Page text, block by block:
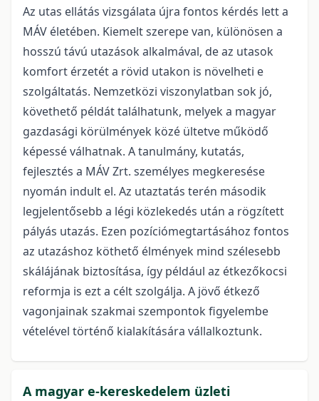
Az utas ellátás vizsgálata újra fontos kérdés lett a
MÁV életében. Kiemelt szerepe van, különösen a
hosszú távú utazások alkalmával, de az utasok
komfort érzetét a rövid utakon is növelheti e
szolgáltatás. Nemzetközi viszonylatban sok jó,
követhető példát találhatunk, melyek a magyar
gazdasági körülmények közé ültetve működő
képessé válhatnak. A tanulmány, kutatás,
fejlesztés a MÁV Zrt. személyes megkeresése
nyomán indult el. Az utaztatás terén második
legjelentősebb a légi közlekedés után a rögzített
pályás utazás. Ezen pozíciómegtartásához fontos
az utazáshoz köthető élmények mind szélesebb
skálájának biztosítása, így például az étkezőkocsi
reformja is ezt a célt szolgálja. A jövő étkező
vagonjainak szakmai szempontok figyelembe
vételével történő kialakítására vállalkoztunk.
A magyar e-kereskedelem üzleti